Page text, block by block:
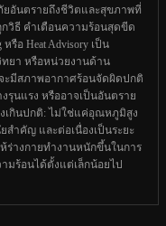
อันตรายถึงชีวิตและสุขภาพที่
กวิธี คำเตือนความร้อนสุดขีด
รือ Heat Advisory เป็น
ยา หรือหน่วยงานด้าน
ะมีสภาพอากาศร้อนจัดผิดปกติ
รุนแรง หรืออาจเป็นอันตราย
เกินปกติ: ไม่ใช่แค่อุณหภูมิสูง
ำคัญ และต่อเนื่องเป็นระยะ
ร่างกายทำงานหนักขึ้นในการ
มร้อนได้ตั้งแต่เล็กน้อยไป